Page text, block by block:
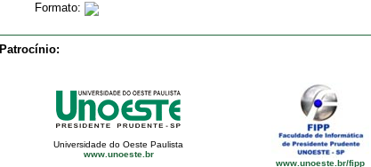
Formato:
Patrocínio:
Universidade do Oeste Paulista
www.unoeste.br
www.unoeste.br/fipp